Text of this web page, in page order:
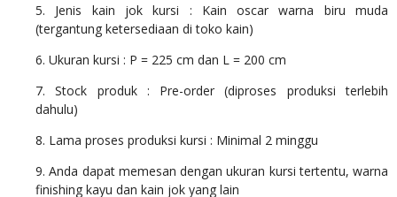
5. Jenis kain jok kursi : Kain oscar warna biru muda
(tergantung ketersediaan di toko kain)
6. Ukuran kursi : P = 225 cm dan L = 200 cm
7. Stock produk : Pre-order (diproses produksi terlebih
dahulu)
8. Lama proses produksi kursi : Minimal 2 minggu
9. Anda dapat memesan dengan ukuran kursi tertentu, warna
finishing kayu dan kain jok yang lain